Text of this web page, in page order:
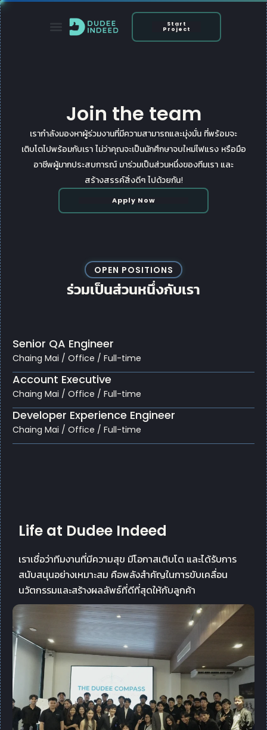
Skip
to
content
Start
Project
Join the team
เรากำลังมองหาผู้ร่วมงานที่มีความสามารถและมุ่งมั่น ที่พร้อมจะ
เติบโตไปพร้อมกับเรา ไม่ว่าคุณจะเป็นนักศึกษาจบใหม่ไฟแรง หรือมือ
อาชีพผู้มากประสบการณ์ มาร่วมเป็นส่วนหนึ่งของทีมเรา และ
สร้างสรรค์สิ่งดีๆ ไปด้วยกัน!
Apply Now
OPEN POSITIONS
ร่วมเป็นส่วนหนึ่งกับเรา
Senior QA Engineer
Chaing Mai / Office / Full-time
Account Executive
Chaing Mai / Office / Full-time
Developer Experience Engineer
Chaing Mai / Office / Full-time
Life at Dudee Indeed
เราเชื่อว่าทีมงานที่มีความสุข มีโอกาสเติบโต และได้รับการ
สนับสนุนอย่างเหมาะสม คือพลังสำคัญในการขับเคลื่อน
นวัตกรรมและสร้างผลลัพธ์ที่ดีที่สุดให้กับลูกค้า